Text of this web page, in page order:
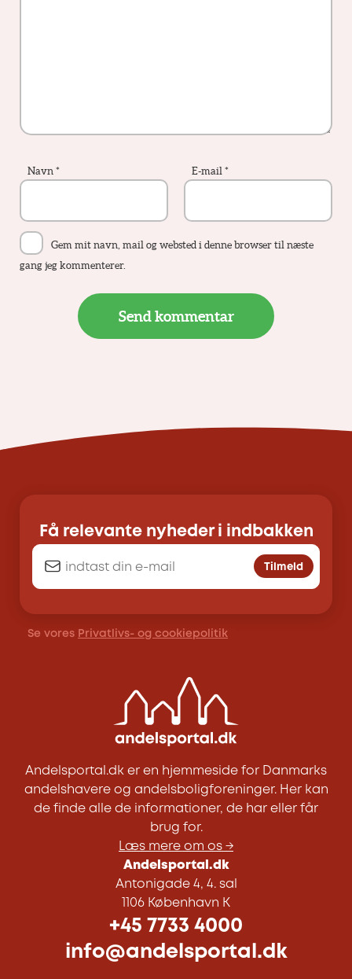
Navn * E-mail *
Gem mit navn, mail og websted i denne browser til næste
gang jeg kommenterer.
Få relevante nyheder i indbakken
Tilmeld
Se vores Privatlivs- og cookiepolitik
Andelsportal.dk er en hjemmeside for Danmarks
andelshavere og andelsboligforeninger. Her kan
de finde alle de informationer, de har eller får
brug for.
Læs mere om os →
Andelsportal.dk
Antonigade 4, 4. sal
1106 København K
+45 7733 4000
info@andelsportal.dk